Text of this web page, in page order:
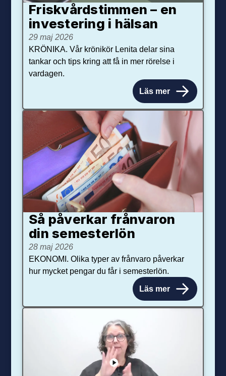
Friskvårdstimmen – en
investering i hälsan
29 maj 2026
KRÖNIKA. Vår krönikör Lenita delar sina
tankar och tips kring att få in mer rörelse i
vardagen.
Läs mer
Så påverkar från­varon
din semester­lön
28 maj 2026
EKONOMI. Olika typer av frånvaro påverkar
hur mycket pengar du får i semesterlön.
Läs mer